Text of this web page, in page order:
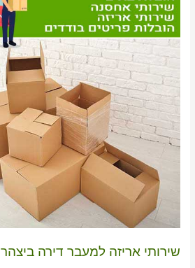
שירותי אריזה למעבר דירה ביצהר